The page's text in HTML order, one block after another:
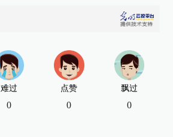
难过
0
点赞
0
飘过
0